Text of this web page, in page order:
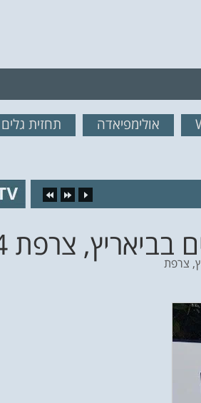
נשמח לשלוח לך עדכונים
אולימפיאדה תחזית גלים
בביאריץ, צרפת 4
צרפת